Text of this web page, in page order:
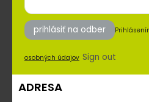
prihlásiť na odber
osobných údajov Sign out
ADRESA